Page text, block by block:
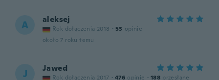
A aleksej
Rok dołączenia 2018 · 53 opinie
około 7 roku temu
J Jawed
Rok dołączenia 2017 · 476 opinie · 188 przesłane